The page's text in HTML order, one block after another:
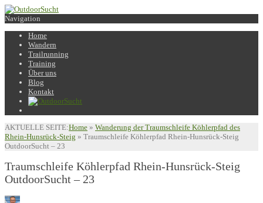
Navigation
Home
Wandern
Trailrunning
Training
Über uns
Blog
Kontakt
AKTUELLE SEITE:Home » Wanderung der Traumschleife Köhlerpfad des
Rhein-Hunsrück-Steig » Traumschleife Köhlerpfad Rhein-Hunsrück-Steig
OutdoorSucht – 23
Traumschleife Köhlerpfad Rhein-Hunsrück-Steig
OutdoorSucht – 23